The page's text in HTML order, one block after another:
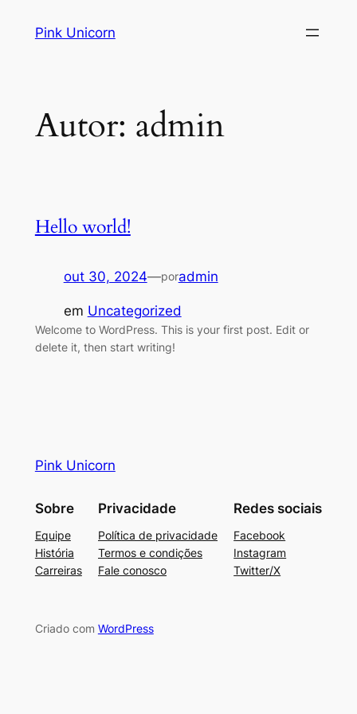
Pink Unicorn
Autor: admin
Hello world!
out 30, 2024—poradmin
em Uncategorized
Welcome to WordPress. This is your first post. Edit or
delete it, then start writing!
Pink Unicorn
Sobre
Equipe
História
Carreiras
Privacidade
Política de privacidade
Termos e condições
Fale conosco
Redes sociais
Facebook
Instagram
Twitter/X
Criado com WordPress